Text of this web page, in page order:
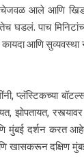
आले आणि
घडलं. पाच
कायदा आणि
प्लॅस्टिकच्या
झोपतायत,
दर्शन करत
दक्षिण